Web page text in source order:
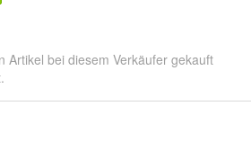
Artikel bei diesem Verkäufer gekauft